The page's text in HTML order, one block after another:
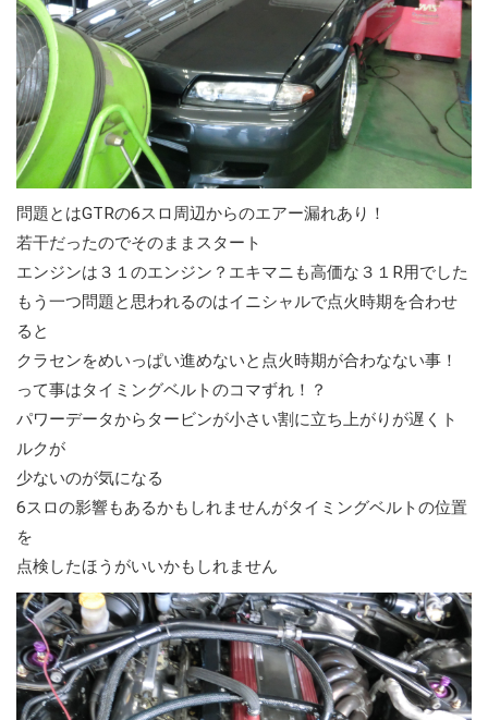
問題とはGTRの6スロ周辺からのエアー漏れあり！
若干だったのでそのままスタート
エンジンは３１のエンジン？エキマニも高価な３１R用でした
もう一つ問題と思われるのはイニシャルで点火時期を合わせ
ると
クラセンをめいっぱい進めないと点火時期が合わなない事！
って事はタイミングベルトのコマずれ！？
パワーデータからタービンが小さい割に立ち上がりが遅くト
ルクが
少ないのが気になる
6スロの影響もあるかもしれませんがタイミングベルトの位置
を
点検したほうがいいかもしれません